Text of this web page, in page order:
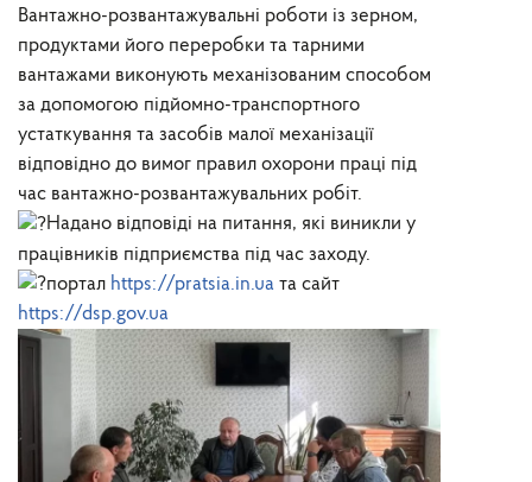
Вантажно-розвантажувальні роботи із зерном,
продуктами його переробки та тарними
вантажами виконують механізованим способом
за допомогою підйомно-транспортного
устаткування та засобів малої механізації
відповідно до вимог правил охорони праці під
час вантажно-розвантажувальних робіт.
Надано відповіді на питання, які виникли у
працівників підприємства під час заходу.
портал https://pratsia.in.ua та сайт
https://dsp.gov.ua